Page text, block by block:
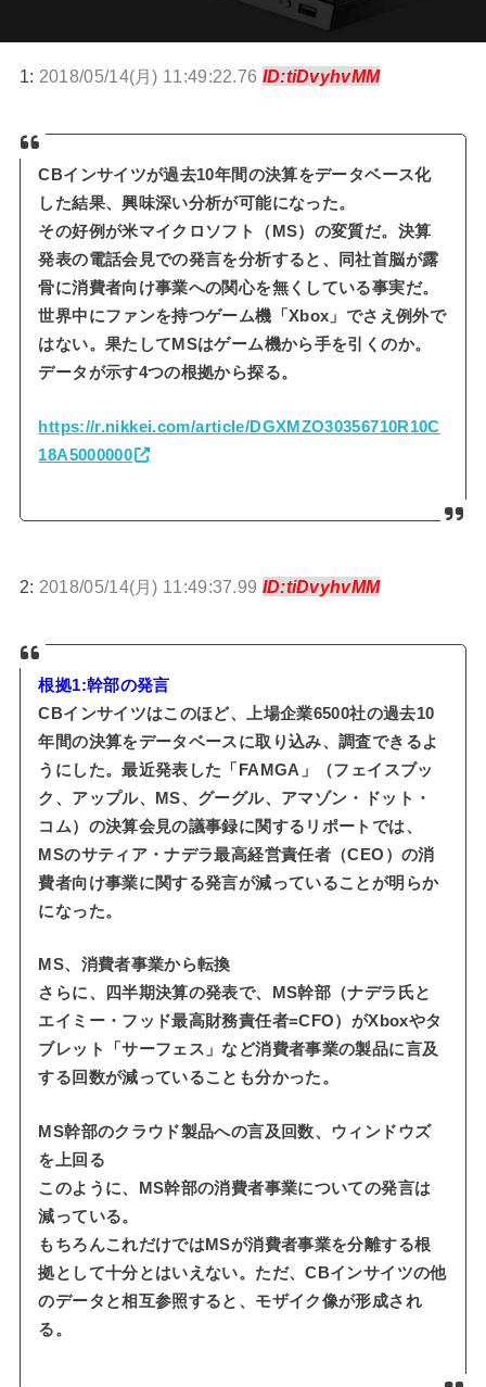
1: 2018/05/14(月) 11:49:22.76 ID:tiDvyhvMM
CBインサイツが過去10年間の決算をデータベース化
した結果、興味深い分析が可能になった。
その好例が米マイクロソフト（MS）の変質だ。決算
発表の電話会見での発言を分析すると、同社首脳が露
骨に消費者向け事業への関心を無くしている事実だ。
世界中にファンを持つゲーム機「Xbox」でさえ例外で
はない。果たしてMSはゲーム機から手を引くのか。
データが示す4つの根拠から探る。
https://r.nikkei.com/article/DGXMZO30356710R10C
18A5000000
2: 2018/05/14(月) 11:49:37.99 ID:tiDvyhvMM
根拠1:幹部の発言
CBインサイツはこのほど、上場企業6500社の過去10
年間の決算をデータベースに取り込み、調査できるよ
うにした。最近発表した「FAMGA」（フェイスブッ
ク、アップル、MS、グーグル、アマゾン・ドット・
コム）の決算会見の議事録に関するリポートでは、
MSのサティア・ナデラ最高経営責任者（CEO）の消
費者向け事業に関する発言が減っていることが明らか
になった。
MS、消費者事業から転換
さらに、四半期決算の発表で、MS幹部（ナデラ氏と
エイミー・フッド最高財務責任者=CFO）がXboxやタ
ブレット「サーフェス」など消費者事業の製品に言及
する回数が減っていることも分かった。
MS幹部のクラウド製品への言及回数、ウィンドウズ
を上回る
このように、MS幹部の消費者事業についての発言は
減っている。
もちろんこれだけではMSが消費者事業を分離する根
拠として十分とはいえない。ただ、CBインサイツの他
のデータと相互参照すると、モザイク像が形成され
る。